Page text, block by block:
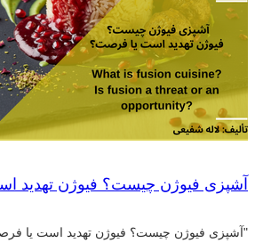
آشپزی فیوژن چیست؟ فیوژن تهدید